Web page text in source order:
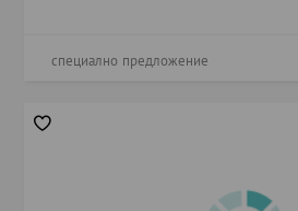
специално предложение